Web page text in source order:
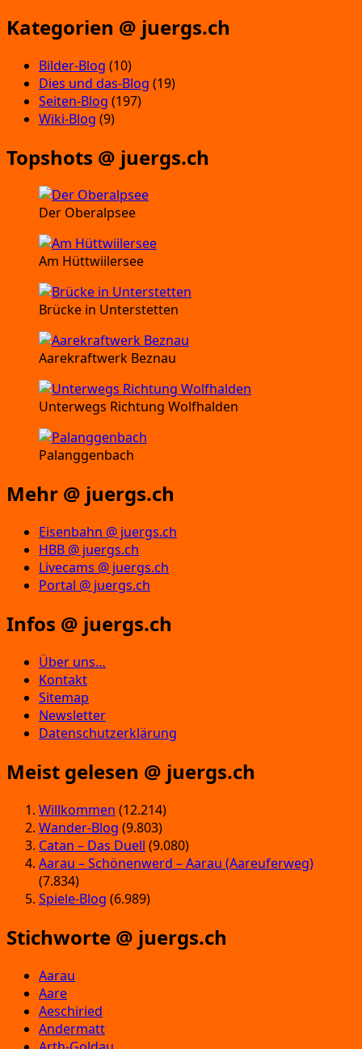
Kategorien @ juergs.ch
Bilder-Blog (10)
Dies und das-Blog (19)
Seiten-Blog (197)
Wiki-Blog (9)
Topshots @ juergs.ch
Der Oberalpsee
Am Hüttwiilersee
Brücke in Unterstetten
Aarekraftwerk Beznau
Unterwegs Richtung Wolfhalden
Palanggenbach
Mehr @ juergs.ch
Eisenbahn @ juergs.ch
HBB @ juergs.ch
Livecams @ juergs.ch
Portal @ juergs.ch
Infos @ juergs.ch
Über uns…
Kontakt
Sitemap
Newsletter
Datenschutzerklärung
Meist gelesen @ juergs.ch
Willkommen (12.214)
Wander-Blog (9.803)
Catan – Das Duell (9.080)
Aarau – Schönenwerd – Aarau (Aareuferweg)
(7.834)
Spiele-Blog (6.989)
Stichworte @ juergs.ch
Aarau
Aare
Aeschiried
Andermatt